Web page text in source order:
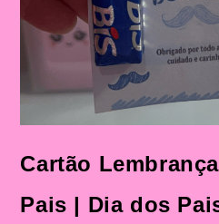
Cartão
Pais | Dia dos